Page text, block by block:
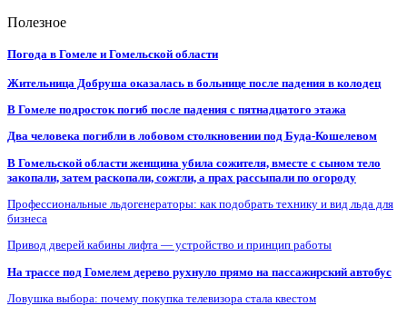
Полезное
Погода в Гомеле и Гомельской области
Жительница Добруша оказалась в больнице после падения в колодец
В Гомеле подросток погиб после падения с пятнадцатого этажа
Два человека погибли в лобовом столкновении под Буда-Кошелевом
В Гомельской области женщина убила сожителя, вместе с сыном тело
закопали, затем раскопали, сожгли, а прах рассыпали по огороду
Профессиональные льдогенераторы: как подобрать технику и вид льда для
бизнеса
Привод дверей кабины лифта — устройство и принцип работы
На трассе под Гомелем дерево рухнуло прямо на пассажирский автобус
Ловушка выбора: почему покупка телевизора стала квестом